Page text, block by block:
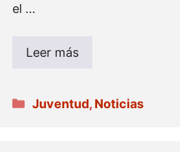
el …
Leer más
Categorías
Juventud, Noticias